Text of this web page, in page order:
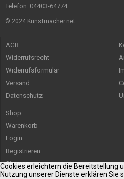
Telefon: 04403-64774
© 2024 Kunstmacher.net
AGB
Widerrufsrecht
Widerrufsformular
Versand
Datenschutz
Shop
Warenkorb
Login
Registrieren
Sitemap
Cookies erleichtern die Bereitstellung
Nutzung unserer Dienste erklären Sie